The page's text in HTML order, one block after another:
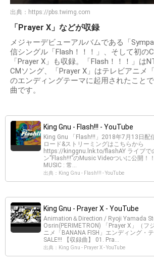
出典： https://pbs.twimg.com
「Prayer X」などが収録
メジャーデビューアルバムである「
信シングル「Flash！！！」、そして初の
「Prayer X」も収録。「Flash！！！」は
CMソング、「Prayer X」はテレビアニメ「
のエンディングテーマに起用されたこと
曲です。
King Gnu - Flash!!! - YouTube
King Gnu 「Flash!!!」2018年7月13日配
ロード&ストリーミングはこちらから
https://kinggnu.lnk.to/flashAY ライブで
ン”Flash!!!”のMusic Videoついに公開！
MUSIC : 常...
出典：King Gnu - Flash!!! - YouTube
King Gnu - Prayer X - YouTube
Animation＆Direction / Ryoji Yamada
Osrin(PERIMETRON) 「Prayer X」（フ
ニメ「BANANA FISH」エンディング・
SALE!!! 【収録曲】 01. Pra...
出典：King Gnu - Prayer X - YouTube